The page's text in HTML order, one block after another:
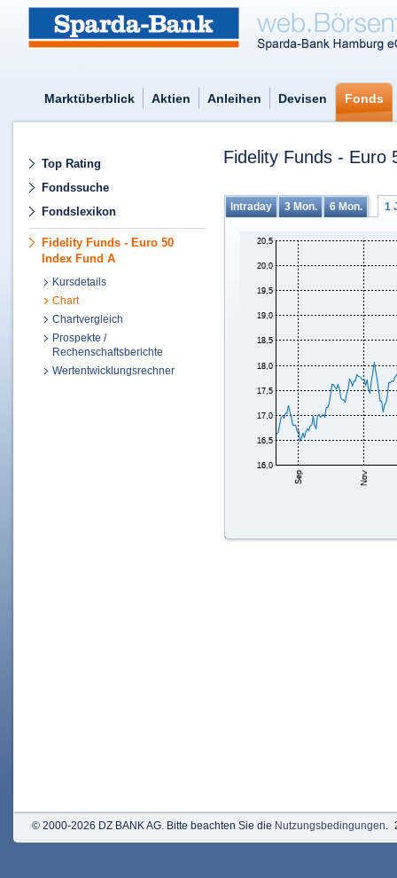
Marktüberblick Aktien Anleihen Devisen Fonds
Top Rating
Fondssuche
Fondslexikon
Fidelity Funds - Euro 50
Index Fund A
Kursdetails
Chart
Chartvergleich
Prospekte /
Rechenschaftsberichte
Wertentwicklungsrechner
Fidelity Funds - Euro
Intraday 3 Mon. 6 Mon. 1
© 2000-2026 DZ BANK AG. Bitte beachten Sie die Nutzungsbedingungen.